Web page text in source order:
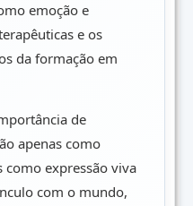
emoção e
e os
da formação em
de
apenas como
expressão viva
com o mundo,